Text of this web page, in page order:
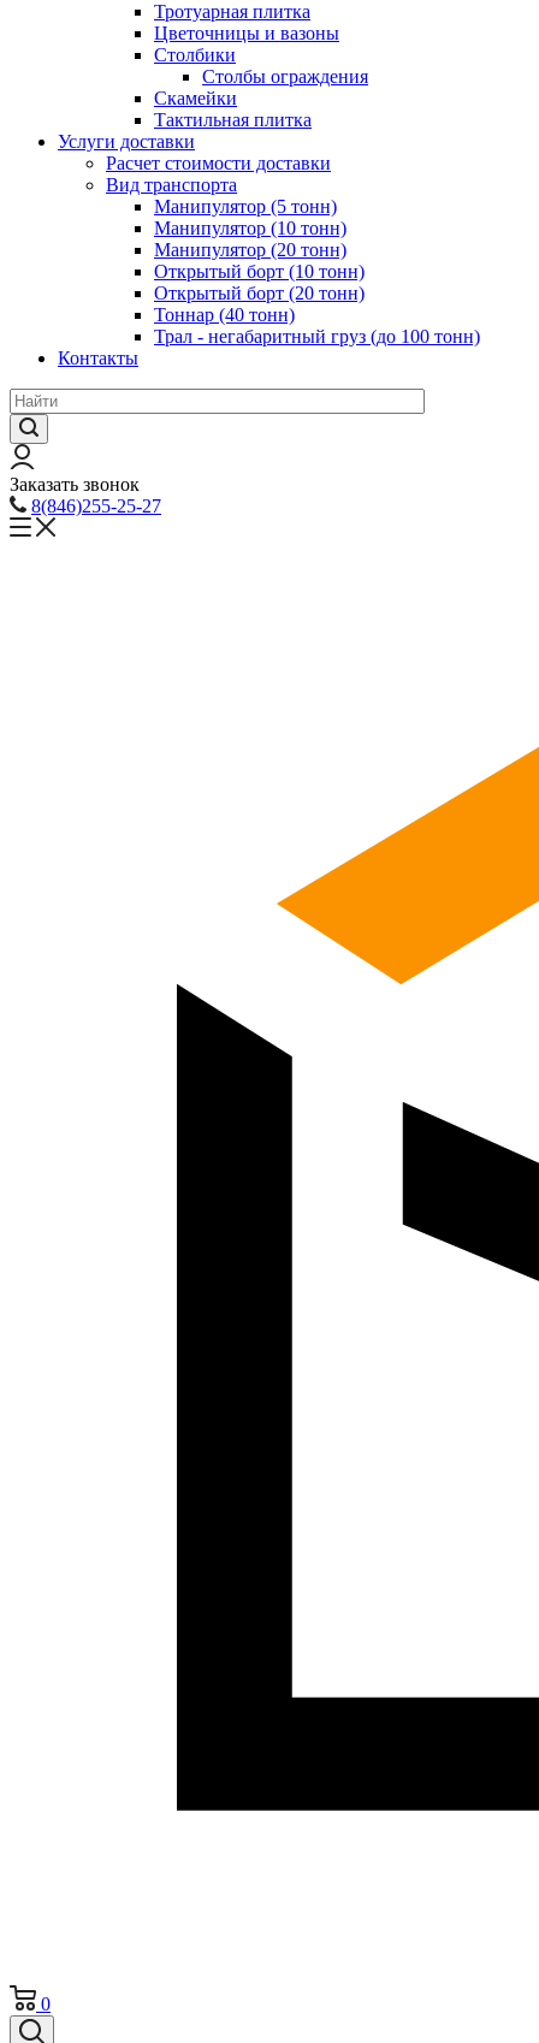
Тротуарная плитка
Цветочницы и вазоны
Столбики
Столбы ограждения
Скамейки
Тактильная плитка
Услуги доставки
Расчет стоимости доставки
Вид транспорта
Манипулятор (5 тонн)
Манипулятор (10 тонн)
Манипулятор (20 тонн)
Открытый борт (10 тонн)
Открытый борт (20 тонн)
Тоннар (40 тонн)
Трал - негабаритный груз (до 100 тонн)
Контакты
Заказать звонок
8(846)255-25-27
0